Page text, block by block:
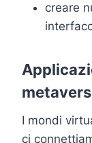
creare
I mondi
ci